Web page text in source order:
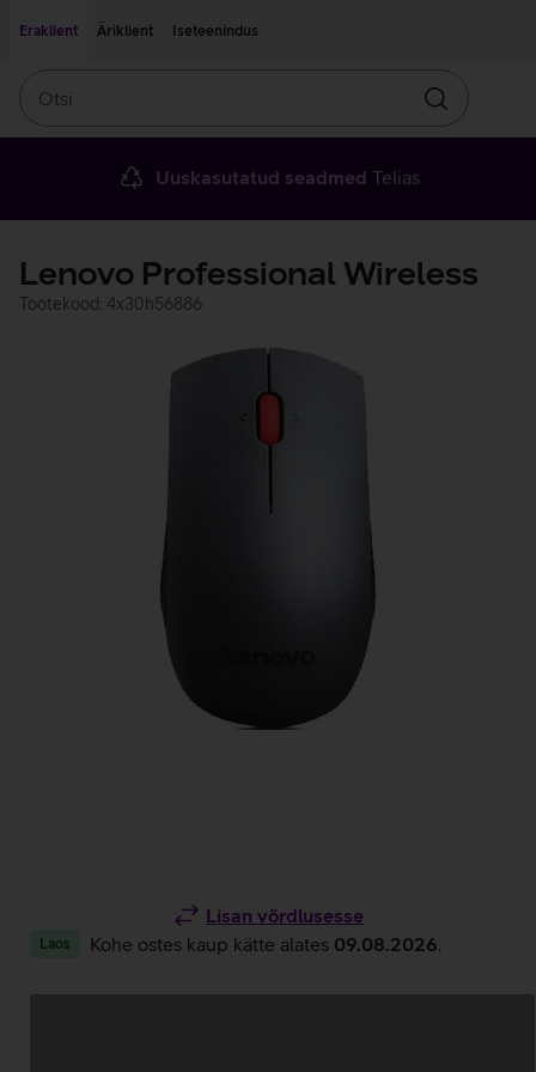
Eraklient
Äriklient Iseteenindus
Otsin
Uuskasutatud seadmed Telias
Lenovo Professional Wireless
Tootekood: 4x30h56886
Lisan võrdlusesse
Laos Kohe ostes kaup kätte alates 09.08.2026